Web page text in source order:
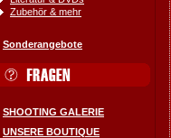
Zubehör & mehr
Sonderangebote
SHOOTING GALERIE
UNSERE BOUTIQUE